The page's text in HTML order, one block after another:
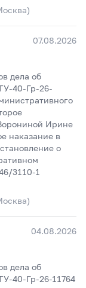
07.08.2026
дела об
40-Гр-26-
Ирине
наказание в
о
3110-1
04.08.2026
дела об
40-Гр-26-11764